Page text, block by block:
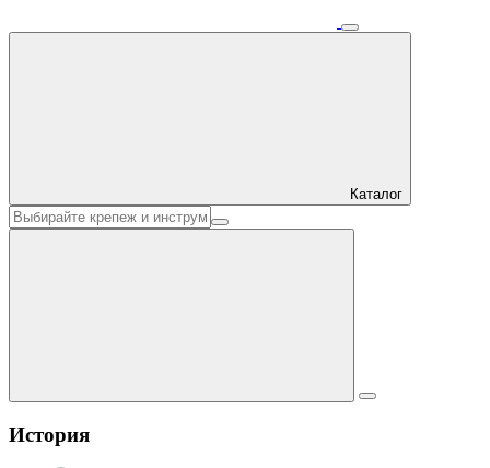
Каталог
История